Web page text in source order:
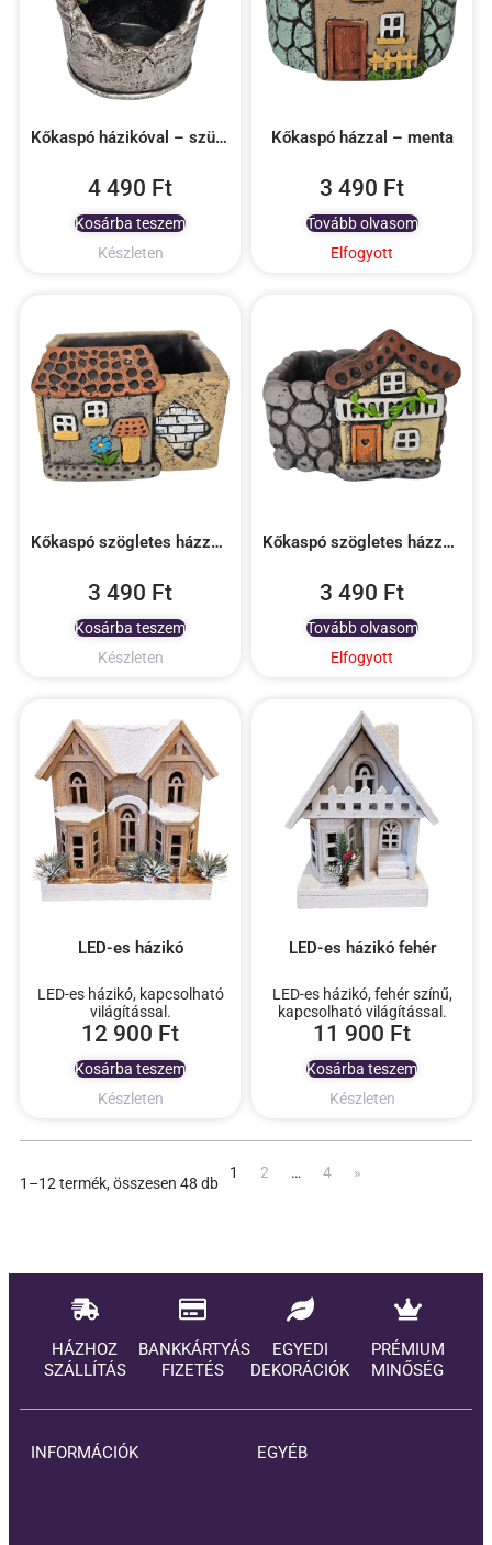
Készleten
Kőkaspó házikóval – szürke
4 490 Ft
Kosárba teszem
Elfogyott
Kőkaspó házzal – menta
3 490 Ft
Tovább olvasom
Készleten
Kőkaspó szögletes házzal – krém
3 490 Ft
Kosárba teszem
Elfogyott
Kőkaspó szögletes házzal – szürke
3 490 Ft
Tovább olvasom
Készleten
LED-es házikó
12 900 Ft
LED-es házikó, kapcsolható
világítással.
Kosárba teszem
Készleten
LED-es házikó fehér
11 900 Ft
LED-es házikó, fehér színű,
kapcsolható világítással.
Kosárba teszem
1–12 termék, összesen 48 db
1 2 … 4 »
HÁZHOZ
SZÁLLÍTÁS
BANKKÁRTYÁS
FIZETÉS
EGYEDI
DEKORÁCIÓK
PRÉMIUM
MINŐSÉG
INFORMÁCIÓK EGYÉB